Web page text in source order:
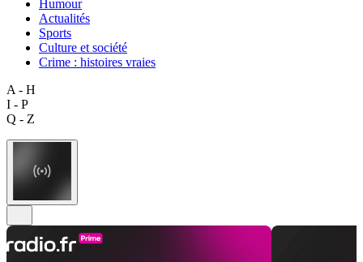
Humour
Actualités
Sports
Culture et société
Crime : histoires vraies
A - H
I - P
Q - Z